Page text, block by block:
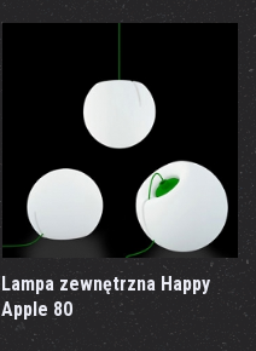
Lampa zewnętrzna Happy
Apple 80